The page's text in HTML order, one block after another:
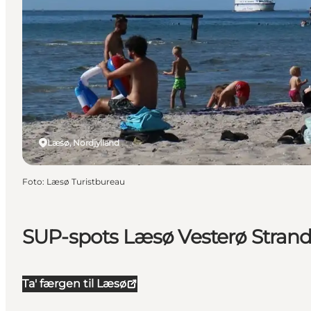
SUP-spots Læsø Vesterø
Ta' færgen til Læsø
Læsø, Nordjylland
Foto: Læsø Turistbureau